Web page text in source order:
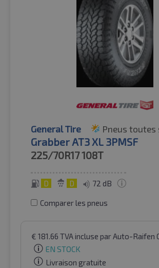
General Tire Pneus toutes
Grabber AT3 XL 3PMSF
225/70R17108T
D D 72 dB
Comparer les pneus
€ 181.66 TVA incluse par Auto-Raifen
EN STOCK
Livraison gratuite